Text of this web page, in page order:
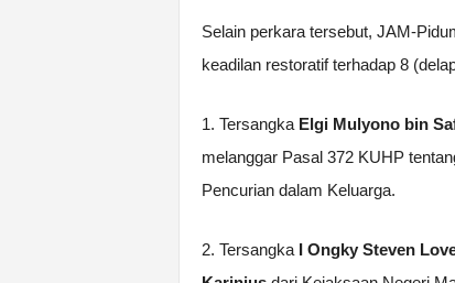
Selain perkara tersebut, JAM-
keadilan restoratif terhadap 8
1. Tersangka Elgi Mulyono bin
melanggar Pasal 372 KUHP
Pencurian dalam Keluarga.
2. Tersangka I Ongky Steven